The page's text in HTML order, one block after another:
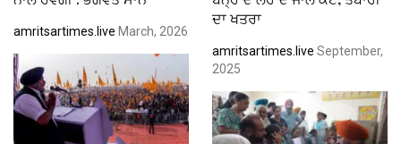
amritsartimes.live March, 2026
ਦਾ ਖਤਰਾ
amritsartimes.live September,
2025